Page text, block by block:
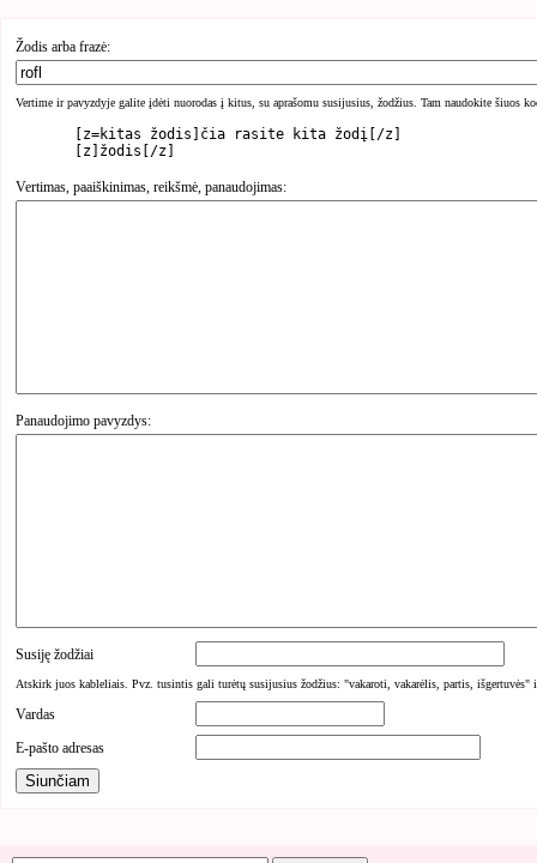
Žodis arba frazė:
Vertime ir pavyzdyje galite įdėti nuorodas į kitus, su aprašomu susijusius, žodžius. Tam naudokite šiuos
Vertimas, paaiškinimas, reikšmė, panaudojimas:
Panaudojimo pavyzdys:
Susiję žodžiai
Atskirk juos kableliais. Pvz. tusintis gali turėtų susijusius žodžius: "vakaroti, vakarėlis, partis, išgertuvės"
Vardas
E-pašto adresas